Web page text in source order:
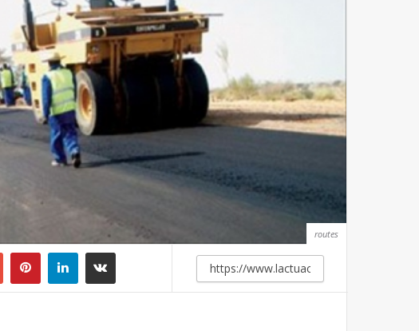
routes